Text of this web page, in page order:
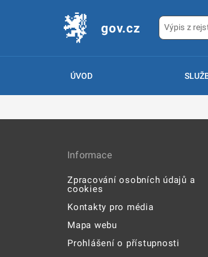
gov.cz
ÚVOD
Informace
Zpracování osobních údajů a
cookies
Kontakty pro média
Mapa webu
Prohlášení o přístupnosti